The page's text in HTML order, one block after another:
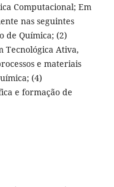
Computacional; Em
nas seguintes
de Química; (2)
Tecnológica Ativa,
e materiais
(4)
e formação de